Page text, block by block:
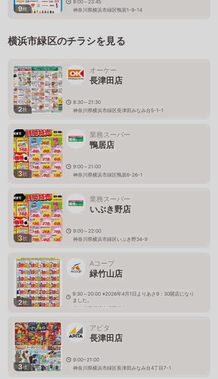
9枚
8:00～23:45
神奈川県横浜市緑区鴨居1-9-14
横浜市緑区のチラシを見る
2枚
オーケー
長津田店
8:30～21:30
神奈川県横浜市緑区長津田みなみ台5-1-1
3枚
業務スーパー
鴨居店
9:00～21:00
神奈川県横浜市緑区鴨居6-26-1
3枚
業務スーパー
いぶき野店
9:00～22:00
神奈川県横浜市緑区いぶき野34-9
2枚
Aコープ
緑竹山店
9:30～20:00 ※2026年4月1日よりあさ9：30開店になり
ました。
神奈川県横浜市緑区竹山３－１－７
3枚
アピタ
長津田店
9:00~21:00
神奈川県横浜市緑区長津田みなみ台4丁目7-1